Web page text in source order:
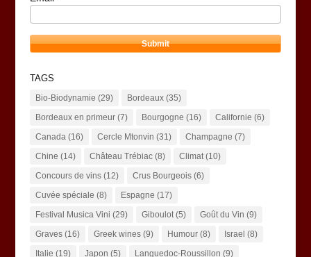
TAGS
Bio-Biodynamie (29) Bordeaux(35)
Bordeaux en primeur(7) Bourgogne (16) Californie (6)
Canada(16) Cercle Mtonvin (31) Champagne (7)
Chine (14) Château Trébiac(8) Climat(10)
Concours de vins(12) Crus Bourgeois(6)
Cuvée spéciale (8) Espagne (17)
Festival Musica Vini (29) Giboulot(5) Goût du Vin (9)
Graves(16) Greek wines(9) Humour(8) Israel (8)
Italie (19) Japon (5) Languedoc-Roussillon (9)